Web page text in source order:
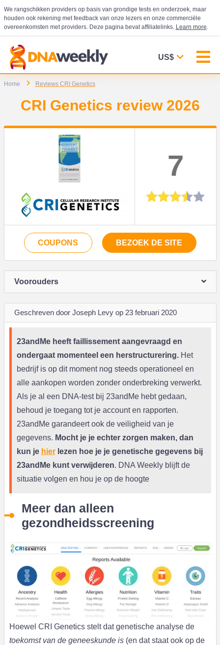
We rangschikken providers op basis van grondige tests en onderzoek, maar
houden ook rekening met feedback van onze lezers en onze commerciële
overeenkomsten met providers. Deze pagina bevat affiliatelinks. Learn more.
US$
Home Reviews CRI Genetics
CRI Genetics review 2026
7
COUPONS BEZOEK DE SITE
Voorouders
Geschreven door Joseph Levy op 23 februari 2020
23andMe heeft faillissement aangevraagd en
ondergaat momenteel een herstructurering.Het
bedrijf is op dit moment nog steeds operationeel en
alle aankopen worden zonder onderbreking verwerkt.
Als je al een DNA-test bij 23andMe hebt gedaan,
behoud je toegang tot je account en rapporten.
23andMe garandeert ook de veiligheid van je
gegevens. Mocht je je echter zorgen maken, dan
kun je hierlezen hoe je je genetische gegevens bij
23andMe kunt verwijderen. DNA Weekly blijft de
situatie volgen en hou je op de hoogte
Meer dan alleen
gezondheidsscreening
Hoewel CRI Genetics stelt dat genetische analyse de
toekomst van de geneeskunde is(en dat staat ook op de